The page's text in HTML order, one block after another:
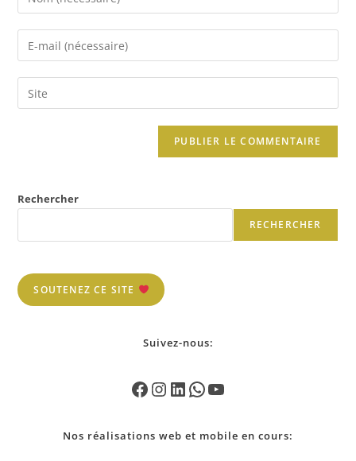
Rechercher
RECHERCHER
SOUTENEZ CE SITE
Suivez-nous:
Nos réalisations web et mobile en cours: